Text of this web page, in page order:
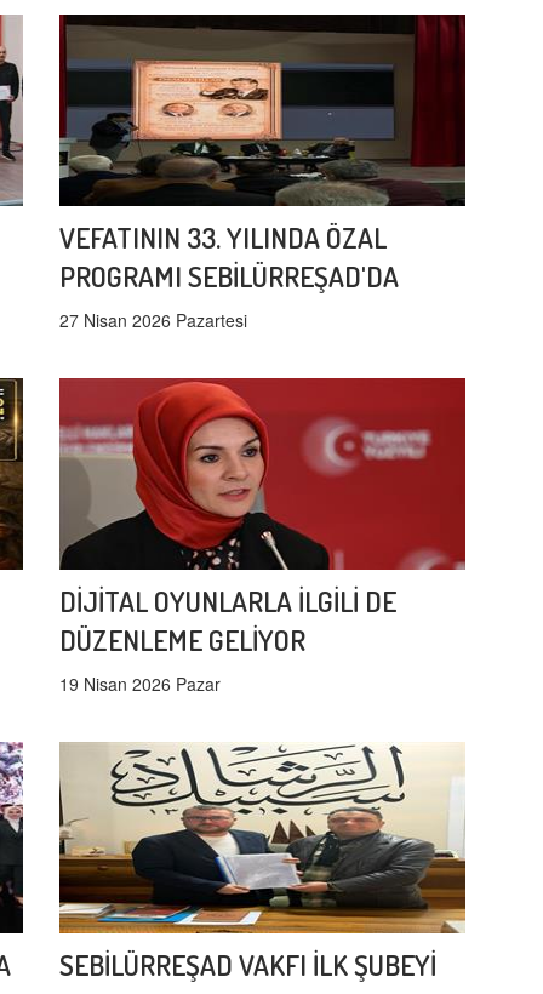
VEFATININ 33. YILINDA ÖZAL
PROGRAMI SEBİLÜRREŞAD'DA
27 Nisan 2026 Pazartesi
DİJİTAL OYUNLARLA İLGİLİ DE
DÜZENLEME GELİYOR
19 Nisan 2026 Pazar
SEBİLÜRREŞAD VAKFI İLK ŞUBEYİ